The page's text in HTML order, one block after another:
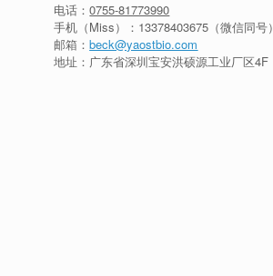
电话：0755-81773990
手机（Miss）： 13378403675 （微信同号）
邮箱：beck@yaostbio.com
地址：广东省深圳宝安洪硕源工业厂区4F